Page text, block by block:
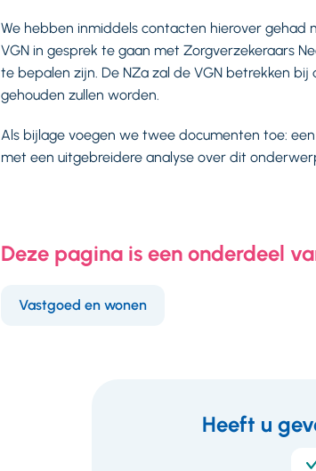
We hebben inmiddels contacten hierover gehad
VGN in gesprek te gaan met Zorgverzekeraars
te bepalen zijn. De NZa zal de VGN betrekken
gehouden zullen worden.
Als bijlage voegen we twee documenten toe:
met een uitgebreidere analyse over dit
Deze pagina is een onderdeel
Vastgoed en wonen
Heeft u